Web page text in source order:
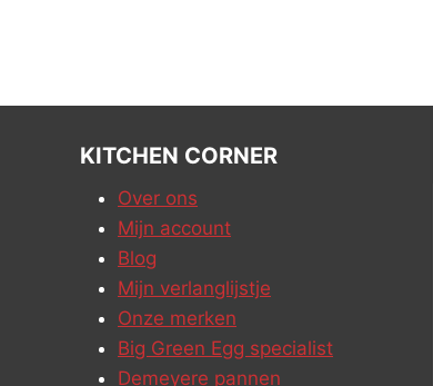
KITCHEN CORNER
Over ons
Mijn account
Blog
Mijn verlanglijstje
Onze merken
Big Green Egg specialist
Demeyere pannen